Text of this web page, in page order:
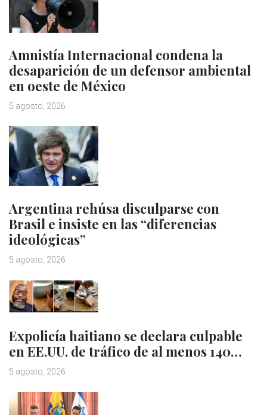
Amnistía Internacional condena la
desaparición de un defensor ambiental
en oeste de México
5 agosto, 2026
Argentina rehúsa disculparse con
Brasil e insiste en las “diferencias
ideológicas”
5 agosto, 2026
Expolicía haitiano se declara culpable
en EE.UU. de tráfico de al menos 140…
5 agosto, 2026